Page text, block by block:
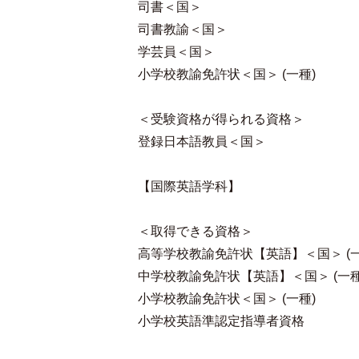
司書＜国＞
司書教諭＜国＞
学芸員＜国＞
小学校教諭免許状＜国＞ (一種)
＜受験資格が得られる資格＞
登録日本語教員＜国＞
【国際英語学科】
＜取得できる資格＞
高等学校教諭免許状【英語】＜国＞ (
中学校教諭免許状【英語】＜国＞ (一
小学校教諭免許状＜国＞ (一種)
小学校英語準認定指導者資格